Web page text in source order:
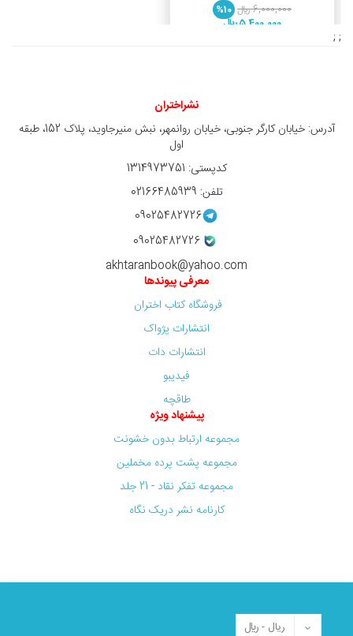
6,000,000 ريال
%10
5,400,000 ريال
; ;
نشراختران
آدرس: خیابان کارگر جنوبی، خیابان روانمهر، نبش منیرجاوید، پلاک 152، طبقه
اول
کدپستی: 1314973751
تلفن: 02166485939
09025482726
09025482726
akhtaranbook@yahoo.com
معرفی پیوندها
فروشگاه کتاب اختران
انتشارات پژواک
انتشارات دات
فیدیبو
طاقچه
پیشنهاد ویژه
مجموعه ارتباط بدون خشونت
مجموعه پشت پرده مخملین
مجموعه تفکر نقاد - 21 جلد
کارنامه نشر دریک نگاه